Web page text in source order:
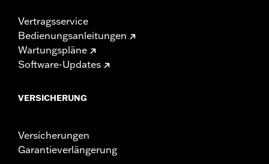
Vertragsservice
Bedienungsanleitungen
Wartungspläne
Software-Updates
VERSICHERUNG
Versicherungen
Garantieverlängerung